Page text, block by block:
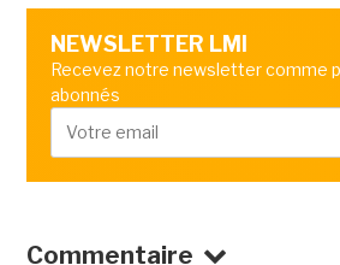
NEWSLETTER LMI
Recevez notre newsletter comme
abonnés
Commentaire